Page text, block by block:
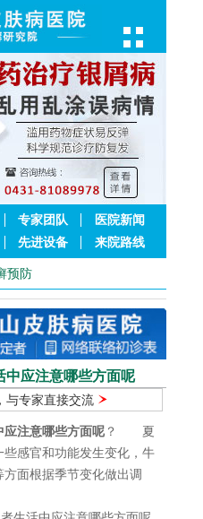
专家团队
医院新闻
先进设备 来院路线
预防
中应注意哪些方面呢
与专家直接交流
应注意哪些方面呢 ？ 夏
感官和功能发生变化，牛
面根据季节变化做出调